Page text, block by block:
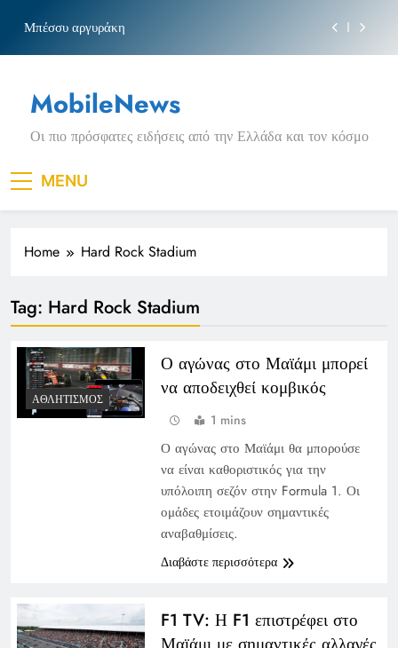
content
Μπέσσυ αργυράκη
Ιράκ: Τεράστιες εκπτώσεις στο πετρέλαιο σε
επικίνδυνη γεωπολιτική συγκυρία
Κοινωνικός Τουρισμός: Ο ΟΠΕΚΑ ξεκινά νωρίτερα
Μπέσσυ αργυράκη
Νέα Κρήτη: Σαρακήνικο και η φράση «Κρήτη
Ιράκ: Τεράστιες εκπτώσεις στο πετρέλαιο σε
MobileNews
Οι πιο πρόσφατες ειδήσεις από την Ελλάδα και τον κόσμο
MENU
Home Hard Rock Stadium
Tag: Hard Rock Stadium
ΑΘΛΗΤΙΣΜΌΣ
Ο αγώνας στο Μαϊάμι μπορεί
να αποδειχθεί κομβικός
1 mins
Ο αγώνας στο Μαϊάμι θα μπορούσε
να είναι καθοριστικός για την
υπόλοιπη σεζόν στην Formula 1. Οι
ομάδες ετοιμάζουν σημαντικές
αναβαθμίσεις.
Διαβάστε περισσότερα
F1 TV: Η F1 επιστρέφει στο